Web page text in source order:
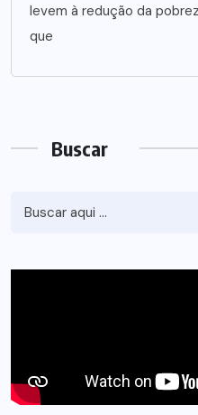
levem à redução da
que
Buscar